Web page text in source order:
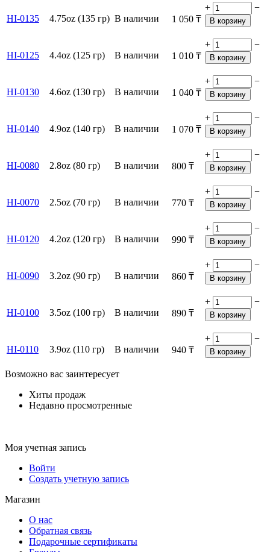
HI-0135 4.75oz (135 гр) В наличии 1 050 ₸
+ −
В корзину
HI-0125 4.4oz (125 гр) В наличии 1 010 ₸
+ −
В корзину
HI-0130 4.6oz (130 гр) В наличии 1 040 ₸
+ −
В корзину
HI-0140 4.9oz (140 гр) В наличии 1 070 ₸
+ −
В корзину
HI-0080 2.8oz (80 гр) В наличии 800 ₸
+ −
В корзину
HI-0070 2.5oz (70 гр) В наличии 770 ₸
+ −
В корзину
HI-0120 4.2oz (120 гр) В наличии 990 ₸
+ −
В корзину
HI-0090 3.2oz (90 гр) В наличии 860 ₸
+ −
В корзину
HI-0100 3.5oz (100 гр) В наличии 890 ₸
+ −
В корзину
HI-0110 3.9oz (110 гр) В наличии 940 ₸
+ −
В корзину
Возможно вас заинтересует
Хиты продаж
Недавно просмотренные
Моя учетная запись
Войти
Создать учетную запись
Магазин
О нас
Обратная связь
Подарочные сертификаты